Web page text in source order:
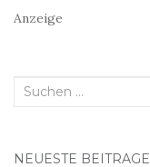
Anzeige
Suchen
NEUESTE BEITRÄGE